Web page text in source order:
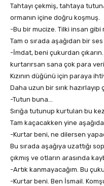
Tahtayı çekmiş, tahtaya
ormanın içine doğru koşmuş.
-Bu bir mucize. Tilki insan
Tam o sırada aşağıdan bir
-İmdat, beni çukurdan
kurtarırsan sana çok para
Kızının düğünü için paraya
Daha uzun bir sırık hazırlayıp
-Tutun buna…
Sırığa tutunup kurtulan bu
Tam kaçacakken yine
-Kurtar beni, ne dilersen
Bu sırada aşağıya uzattığı
çıkmış ve otların arasında
-Artık kanmayacağım. Bu
-Kurtar beni. Ben İsmail.